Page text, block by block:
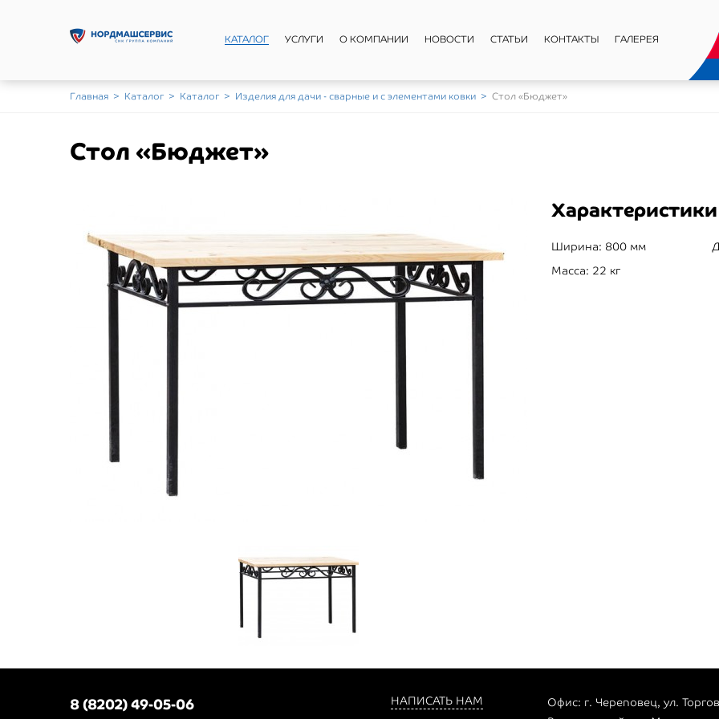
КАТАЛОГ УСЛУГИ О КОМПАНИИ НОВОСТИ СТАТЬИ КОНТАКТЫ ГАЛЕРЕЯ
Главная > Каталог > Каталог > Изделия для дачи - сварные и с элементами ковки > Стол «Бюджет»
Стол «Бюджет»
Характеристики
Ширина: 800 мм
Масса: 22 кг
8 (8202) 49-05-06 НАПИСАТЬ НАМ
Офис: г. Череповец, ул.